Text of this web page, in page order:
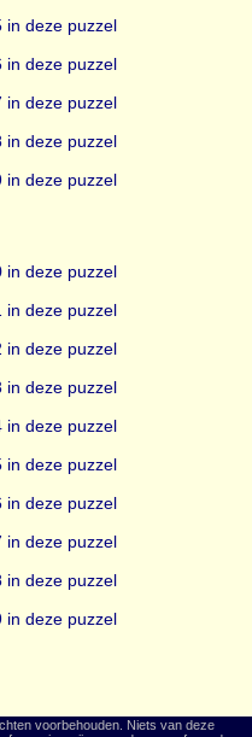
in deze puzzel
in deze puzzel
in deze puzzel
in deze puzzel
in deze puzzel
in deze puzzel
in deze puzzel
in deze puzzel
in deze puzzel
in deze puzzel
in deze puzzel
in deze puzzel
in deze puzzel
in deze puzzel
in deze puzzel
voorbehouden. Niets van deze